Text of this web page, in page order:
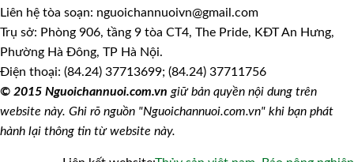
Liên hệ tòa soạn: nguoichannuoivn@gmail.com
Trụ sở: Phòng 906, tầng 9 tòa CT4, The Pride, KĐT An Hưng,
Phường Hà Đông, TP Hà Nội.
Điện thoại: (84.24) 37713699; (84.24) 37711756
© 2015 Nguoichannuoi.com.vn giữ bản quyền nội dung trên
website này. Ghi rõ nguồn "Nguoichannuoi.com.vn" khi bạn phát
hành lại thông tin từ website này.